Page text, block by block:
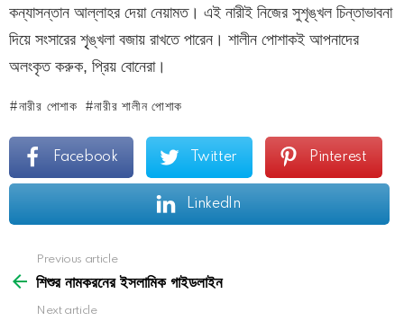
কন্যাসন্তান আল্লাহর দেয়া নেয়ামত। এই নারীই নিজের সুশৃঙ্খল চিন্তাভাবনা
দিয়ে সংসারের শৃৃঙ্খলা বজায় রাখতে পারেন। শালীন পোশাকই আপনাদের
অলংকৃত করুক, প্রিয় বোনেরা।
নারীর পোশাক নারীর শালীন পোশাক
Facebook Twitter Pinterest
LinkedIn
more
Previous article
শিশুর নামকরনের ইসলামিক গাইডলাইন
Next article